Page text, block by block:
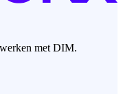
met DIM.